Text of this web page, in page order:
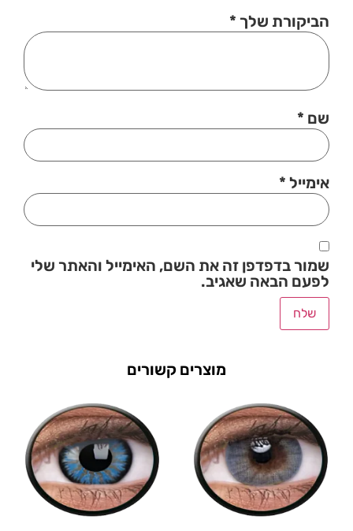
הביקורת שלך *
שם *
אימייל *
שמור בדפדפן זה את השם, האימייל והאתר שלי
לפעם הבאה שאגיב.
מוצרים קשורים